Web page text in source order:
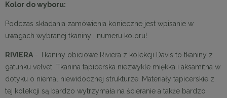
Kolor do wyboru:
Podczas składania zamówienia konieczne jest wpisanie w
uwagach wybranej tkaniny i numeru koloru!
RIVIERA - Tkaniny obiciowe Riviera z kolekcji Davis to tkaniny z
gatunku velvet. Tkanina tapicerska niezwykle miękka i aksamitna w
dotyku o niemal niewidocznej strukturze. Materiały tapicerskie z
tej kolekcji są bardzo wytrzymała na ścieranie a także bardzo